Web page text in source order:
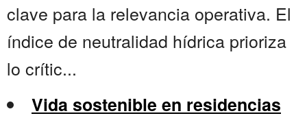
clave para la relevancia operativa. El
índice de neutralidad hídrica prioriza
lo crític...
Vida sostenible en residencias